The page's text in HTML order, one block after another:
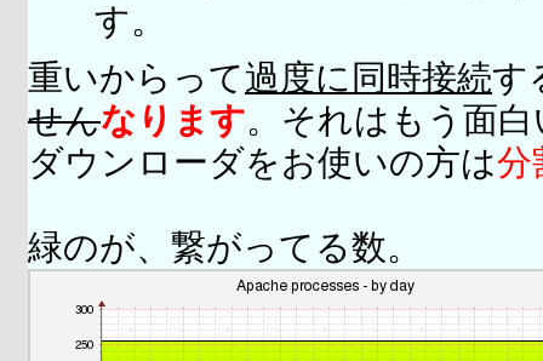
す。
重いからって過度に同時接続す
せんなります。それはもう面
ダウンローダをお使いの方は分
緑のが、繋がってる数。